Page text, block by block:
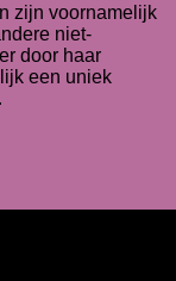
zijn voornamelijk
niet-
door haar
een uniek